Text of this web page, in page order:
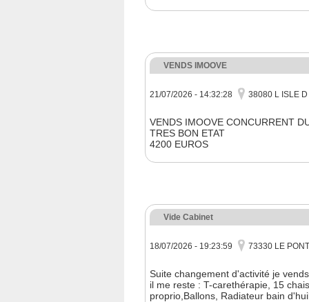
VENDS IMOOVE
21/07/2026 - 14:32:28 38080 L ISLE D
VENDS IMOOVE CONCURRENT
TRES BON ETAT
4200 EUROS
Vide Cabinet
18/07/2026 - 19:23:59 73330 LE
Suite changement d'activité je
il me reste : T-carethérapie, 15
proprio,Ballons, Radiateur bain